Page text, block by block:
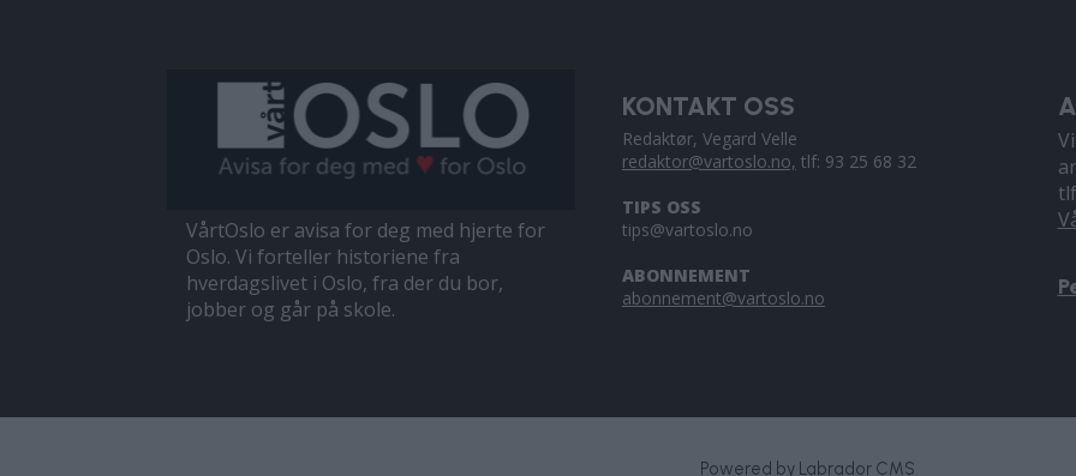
VårtOslo er avisa for deg med hjerte for
Oslo. Vi forteller historiene fra
hverdagslivet i Oslo, fra der du bor,
jobber og går på skole.
KONTAKT OSS
Redaktør, Vegard Velle
redaktor@vartoslo.no, tlf: 93 25 68 32
TIPS OSS
tips@vartoslo.no
ABONNEMENT
abonnement@vartoslo.no
Powered by Labrador CMS